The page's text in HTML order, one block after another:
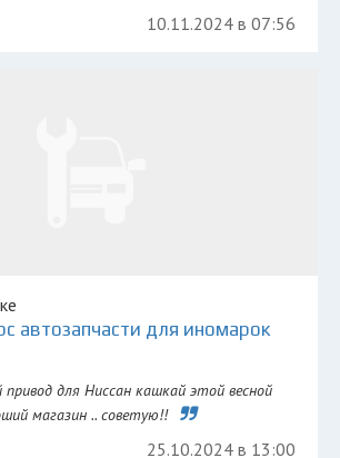
10.11.2024 в 07:56
автозапчасти для иномарок
привод для Ниссан кашкай этой весной
магазин .. советую!!
25.10.2024 в 13:00